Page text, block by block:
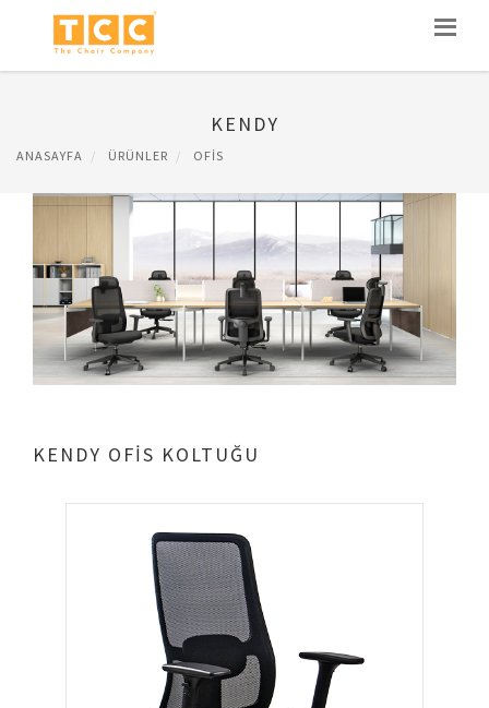
KENDY
ANASAYFA ÜRÜNLER OFIS
KENDY OFİS KOLTUĞU